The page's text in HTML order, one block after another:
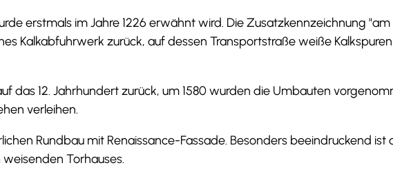
erstmals im Jahre 1226 erwähnt wird. Die Zusatzkennzeichnung "am
Kalkabfuhrwerk zurück, auf dessen Transportstraße weiße
das 12. Jahrhundert zurück, um 1580 wurden die Umbauten
verleihen.
Rundbau mit Renaissance-Fassade. Besonders beeindruckend ist
Torhauses.